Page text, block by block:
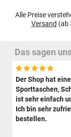
Alle Preise
Versand (ab
Das sagen
Der Shop hat
Sporttaschen,
ist sehr einfach
Ich bin sehr
bestellen.